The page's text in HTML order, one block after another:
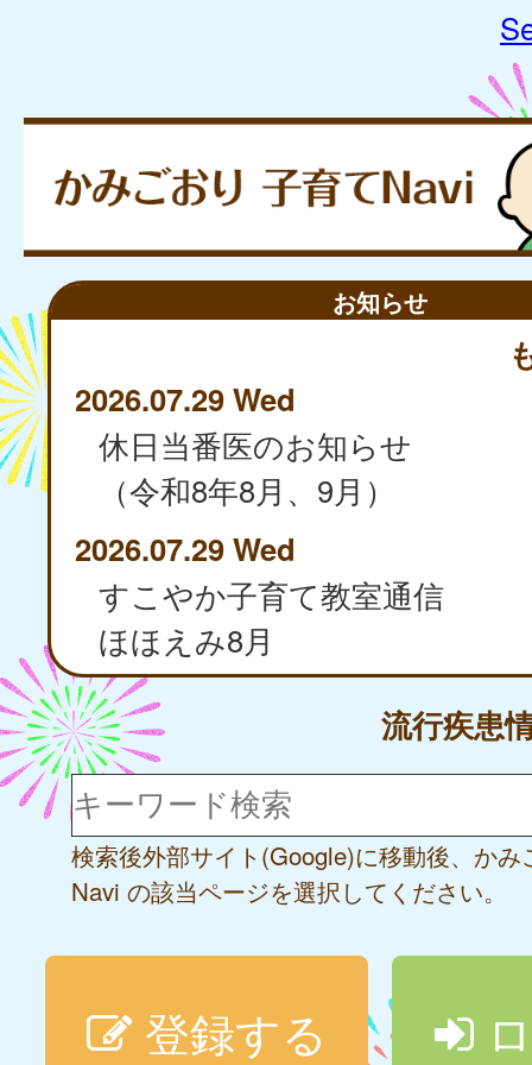
お知らせ
2026.07.29 Wed
休日当番医のお知らせ
（令和8年8月、9月）
2026.07.29 Wed
すこやか子育て教室通信
ほほえみ8月
流行疾患
検索後外部サイト(Google)に移動後、かみ
Navi の該当ページを選択してください。
登録する